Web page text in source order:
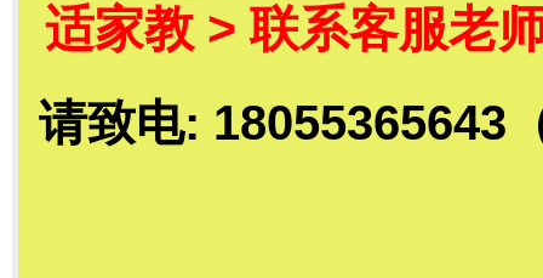
适家教 > 联系客服老
请致电: 18055365643